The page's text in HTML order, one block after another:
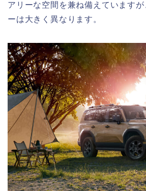
アリーな空間を兼ね備えています
ーは大きく異なります。